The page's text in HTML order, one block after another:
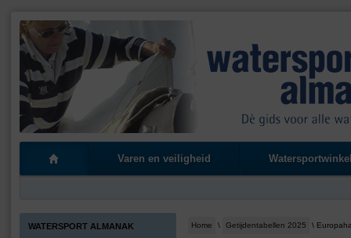
Varen en veiligheid
Home \ Getijdentabellen 2025 \
WATERSPORT ALMANAK